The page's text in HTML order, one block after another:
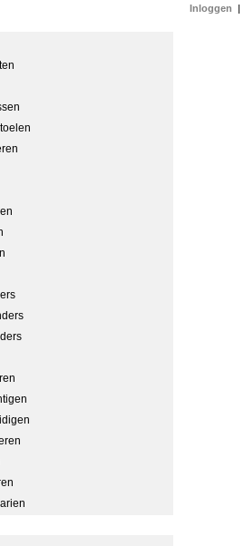
Inloggen |